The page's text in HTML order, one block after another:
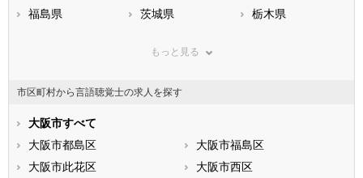
福島県
茨城県
栃木県
神奈川県
石川県
福井県
静岡県
滋賀県
大阪府
兵庫県
和歌山県
もっと見る
市区町村から言語聴覚士の求人を探す
大阪市すべて
大阪市都島区
大阪市福島区
大阪市此花区
大阪市西区